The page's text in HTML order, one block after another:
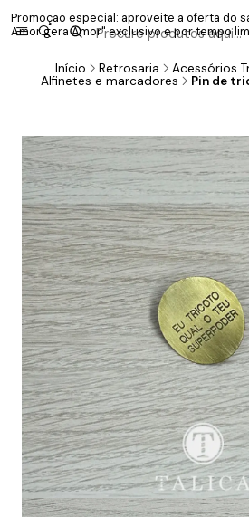
Promoção especial: aproveite a oferta do
Amor gera Amor" exclusivo e por tempo
Início Retrosaria
Acessórios
Alfinetes e marcadores
Pin de